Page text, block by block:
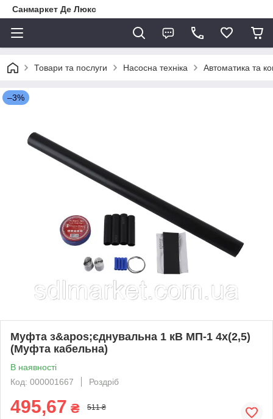
Санмаркет Де Люкс
Товари та послуги Насосна техніка Автоматика та
–3%
Муфта з&apos;єднувальна 1 кВ МП-1 4х(2,5)
(Муфта кабельна)
В наявності
Код: 000001667
Роздріб
495,67 ₴ 511 ₴